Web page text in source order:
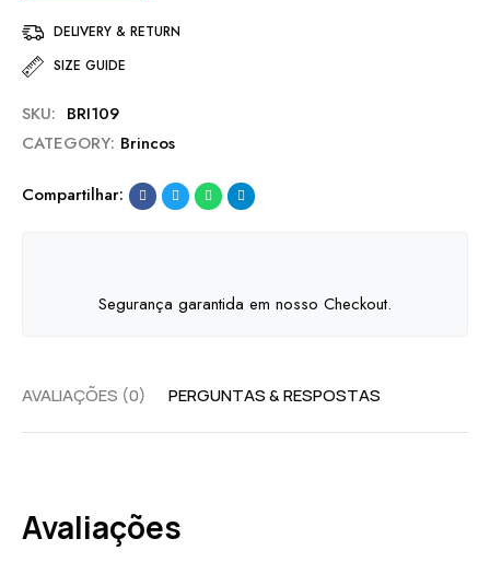
DELIVERY & RETURN
SIZE GUIDE
SKU: BRI109
CATEGORY: Brincos
Compartilhar:
Segurança garantida em nosso Checkout.
AVALIAÇÕES (0) PERGUNTAS & RESPOSTAS
Avaliações